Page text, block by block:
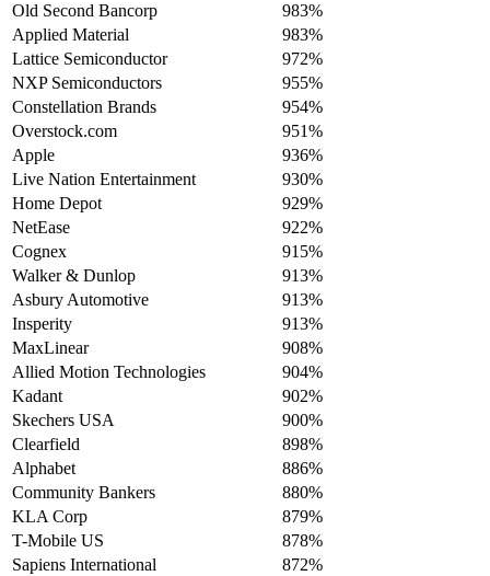
Old Second Bancorp
983%
Applied Material
983%
Lattice Semiconductor
972%
NXP Semiconductors
955%
Constellation Brands
954%
Overstock.com
951%
Apple
936%
Live Nation Entertainment
930%
Home Depot
929%
NetEase
922%
Cognex
915%
Walker & Dunlop
913%
Asbury Automotive
913%
Insperity
913%
MaxLinear
908%
Allied Motion Technologies
904%
Kadant
902%
Skechers USA
900%
Clearfield
898%
Alphabet
886%
Community Bankers
880%
KLA Corp
879%
T-Mobile US
878%
Sapiens International
872%